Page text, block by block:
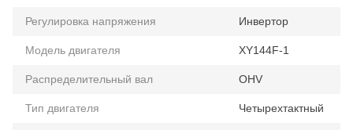
Регулировка напряжения Инвертор
Модель двигателя XY144F-1
Распределительный вал OHV
Тип двигателя Четырехтактный